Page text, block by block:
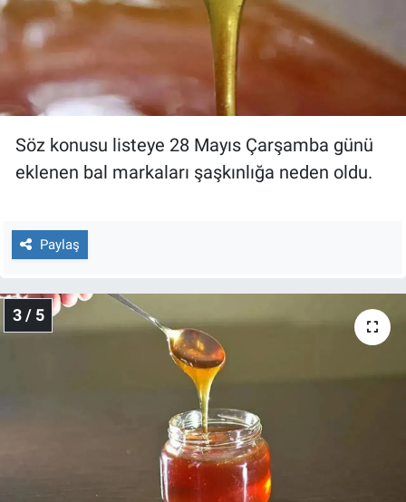
Söz konusu listeye 28 Mayıs Çarşamba günü
eklenen bal markaları şaşkınlığa neden oldu.
Paylaş
3 / 5
Programlar
Sağlık
Spor
Teknoloji
Türkiye'nin Gündemi
Yerel Gündem
Yerel Yaşam